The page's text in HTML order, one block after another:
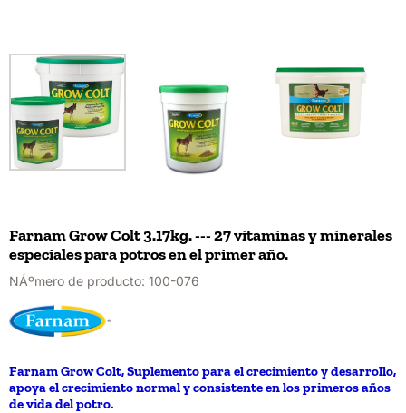
Farnam Grow Colt 3.17kg. --- 27 vitaminas y minerales
especiales para potros en el primer año.
NÁºmero de producto: 100-076
Farnam Grow Colt, Suplemento para el crecimiento y desarrollo,
apoya el crecimiento normal y consistente en los primeros años
de vida del potro.